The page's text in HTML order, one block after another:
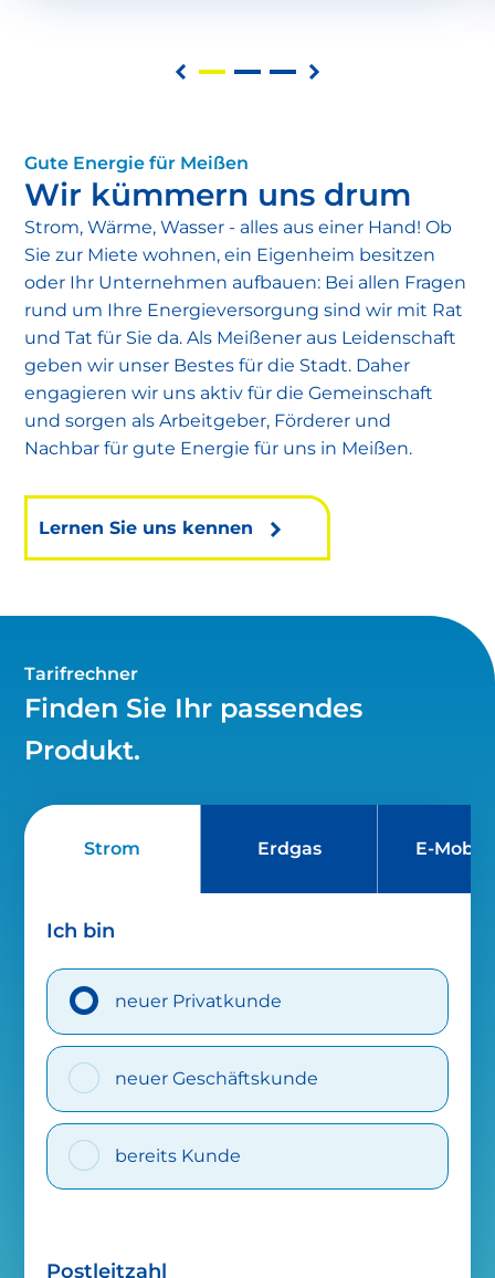
Wir kümmern uns drum
Gute Energie für Meißen
Strom, Wärme, Wasser - alles aus einer Hand! Ob
Sie zur Miete wohnen, ein Eigenheim besitzen
oder Ihr Unternehmen aufbauen: Bei allen Fragen
rund um Ihre Energieversorgung sind wir mit Rat
und Tat für Sie da. Als Meißener aus Leidenschaft
geben wir unser Bestes für die Stadt. Daher
engagieren wir uns aktiv für die Gemeinschaft
und sorgen als Arbeitgeber, Förderer und
Nachbar für gute Energie für uns in Meißen.
Lernen Sie uns kennen
Finden Sie Ihr passendes
Produkt.
Tarifrechner
Strom Erdgas E-
Ich bin
neuer Privatkunde
neuer Geschäftskunde
bereits Kunde
Postleitzahl